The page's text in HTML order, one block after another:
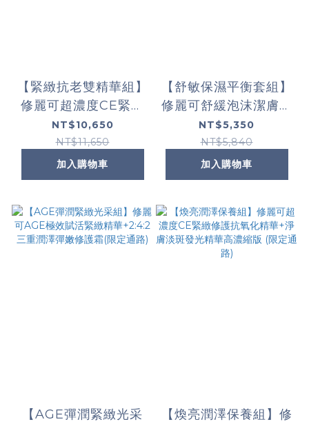
【緊緻抗老雙精華組】
修麗可超濃度CE緊緻
修護抗氧化精華+修麗
可AGE極效賦活緊緻
精華
NT$10,650
NT$11,650
加入購物車
【舒敏保濕平衡套組】
修麗可舒緩泡沫潔膚乳
+保濕平衡化妝水+植
萃舒緩色修密霧 (限定
通路)
NT$5,350
NT$5,840
加入購物車
【AGE彈潤緊緻光采
【煥亮潤澤保養組】修